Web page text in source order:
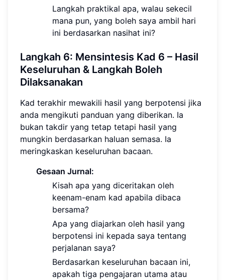
Langkah praktikal apa, walau sekecil
mana pun, yang boleh saya ambil hari
ini berdasarkan nasihat ini?
Langkah 6: Mensintesis Kad 6 – Hasil
Keseluruhan & Langkah Boleh
Dilaksanakan
Kad terakhir mewakili hasil yang berpotensi jika
anda mengikuti panduan yang diberikan. Ia
bukan takdir yang tetap tetapi hasil yang
mungkin berdasarkan haluan semasa. Ia
meringkaskan keseluruhan bacaan.
Gesaan Jurnal:
Kisah apa yang diceritakan oleh
keenam-enam kad apabila dibaca
bersama?
Apa yang diajarkan oleh hasil yang
berpotensi ini kepada saya tentang
perjalanan saya?
Berdasarkan keseluruhan bacaan ini,
apakah tiga pengajaran utama atau